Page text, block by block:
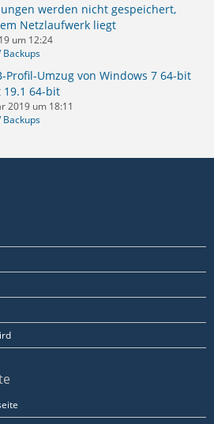
werden nicht gespeichert,
Netzlaufwerk liegt
um 12:24
Profil-Umzug von Windows 7 64-bit
64-bit
2019 um 18:11